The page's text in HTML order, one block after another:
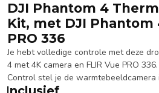
DJI Phantom 4
Kit, met DJI Phantom
PRO 336
Je hebt volledige controle met deze
4 met 4K camera en FLIR Vue PRO
Control stel je de warmtebeeldcamera